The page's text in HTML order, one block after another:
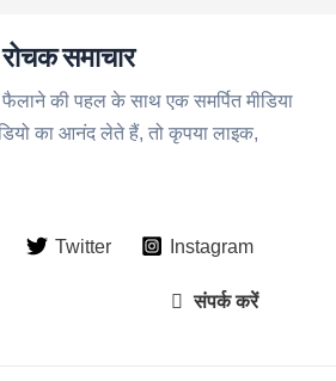
रोचक समाचार
की पहल के साथ एक समर्पित मीडिया
का आनंद लेते हैं, तो कृपया लाइक,
Twitter Instagram
संपर्क करें